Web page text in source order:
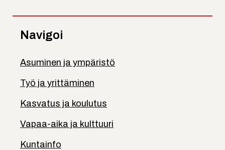
Navigoi
Asuminen ja ympäristö
Työ ja yrittäminen
Kasvatus ja koulutus
Vapaa-aika ja kulttuuri
Kuntainfo